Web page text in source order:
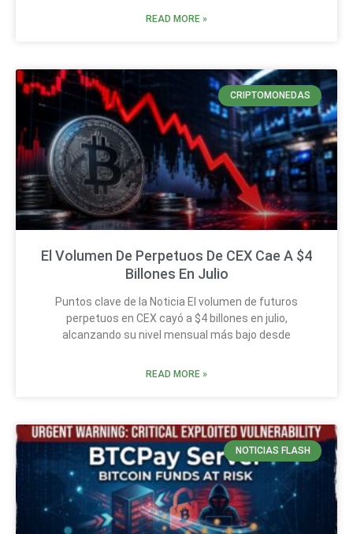
READ MORE »
CRIPTOMONEDAS
El Volumen De Perpetuos De CEX Cae A $4
Billones En Julio
Puntos clave de la Noticia El volumen de futuros
perpetuos en CEX cayó a $4 billones en julio,
alcanzando su nivel mensual más bajo desde
READ MORE »
NOTICIAS FLASH